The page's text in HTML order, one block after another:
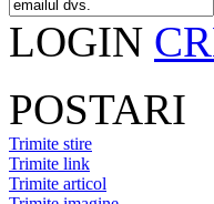
LOGIN
POSTARI
Trimite stire
Trimite link
Trimite articol